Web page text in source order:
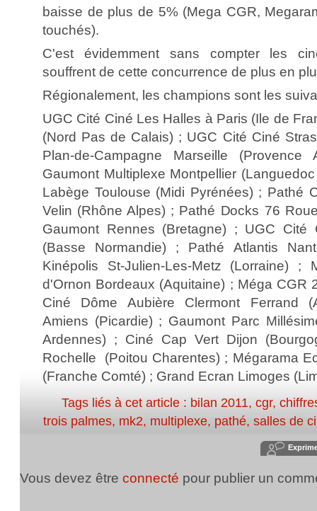
baisse de plus de 5% (Mega CGR,
touchés).
C'est évidemment sans compter les
souffrent de cette concurrence de plus en
Régionalement, les champions sont les
UGC Cité Ciné Les Halles à Paris (Ile de
(Nord Pas de Calais) ; UGC Cité Ciné
Plan-de-Campagne Marseille
Gaumont Multiplexe Montpellier
Labège Toulouse (Midi Pyrénées) ; Pathé
Velin (Rhône Alpes) ; Pathé Docks 76
Gaumont Rennes (Bretagne) ; UGC Cité
(Basse Normandie) ; Pathé Atlantis
Kinépolis St-Julien-Les-Metz (Lorraine) ;
d'Ornon Bordeaux (Aquitaine) ; Méga CGR
Ciné Dôme Aubière Clermont Ferrand
Amiens (Picardie) ; Gaumont Parc
Ardennes) ; Ciné Cap Vert Dijon
Rochelle (Poitou Charentes) ; Mégarama
(Franche Comté) ; Grand Ecran Limoges
Tags liés à cet article : bilan 2011, cgr,
trois palmes, mk2, multiplexe, pathé, salles de
Vous devez être connecté pour publier un